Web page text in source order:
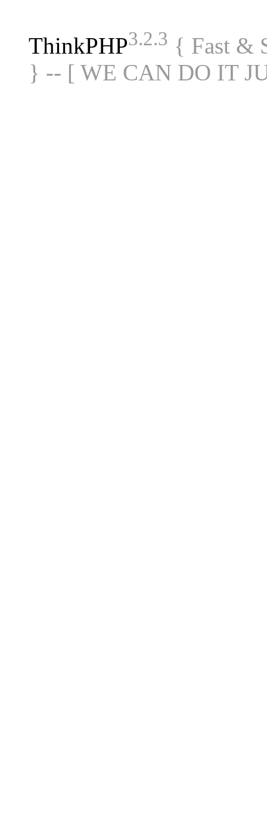
ThinkPHP3.2.3 { Fast &
} -- [ WE CAN DO IT